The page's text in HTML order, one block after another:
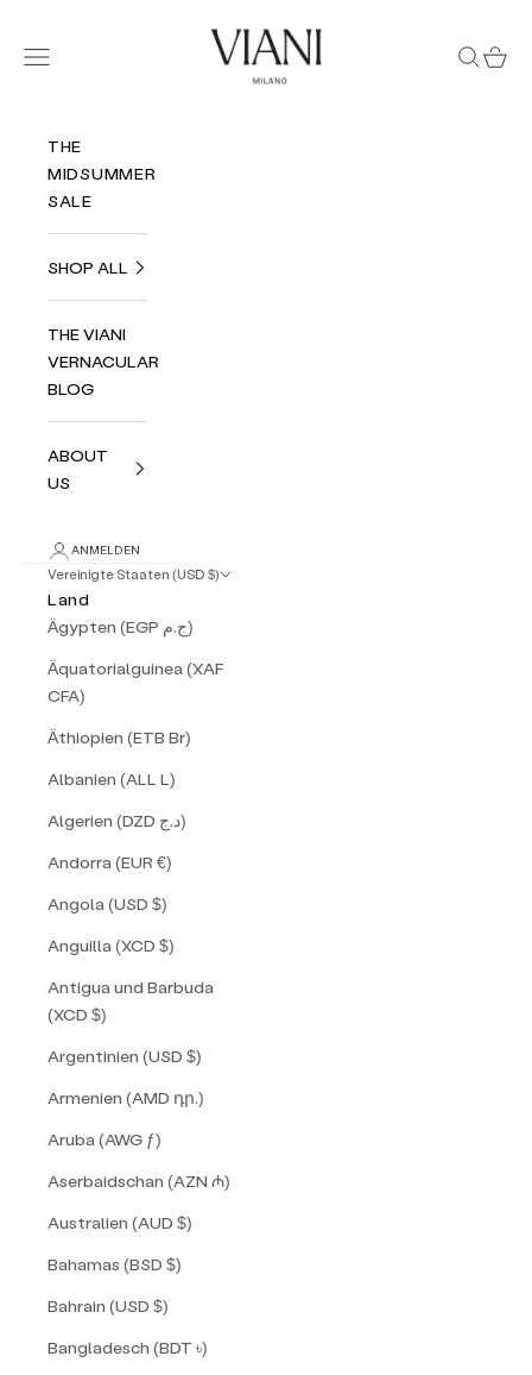
Viani Milano
Menü
Suchen
THE
MIDSUMMER
SALE
SHOP ALL
THE VIANI
VERNACULAR
BLOG
ABOUT
US
ANMELDEN
Vereinigte Staaten (USD $)
Land
Ägypten (EGP ج.م)
Äquatorialguinea (XAF
CFA)
Äthiopien (ETB Br)
Albanien (ALL L)
Algerien (DZD د.ج)
Andorra (EUR €)
Angola (USD $)
Anguilla (XCD $)
Antigua und Barbuda
(XCD $)
Argentinien (USD $)
Armenien (AMD դր.)
Aruba (AWG ƒ)
Aserbaidschan (AZN ₼)
Australien (AUD $)
Bahamas (BSD $)
Bahrain (USD $)
Bangladesch (BDT ৳)